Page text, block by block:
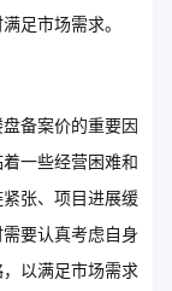
足市场需求。
备案价的重要因
一些经营困难和
张、项目进展缓
要认真考虑自身
以满足市场需求